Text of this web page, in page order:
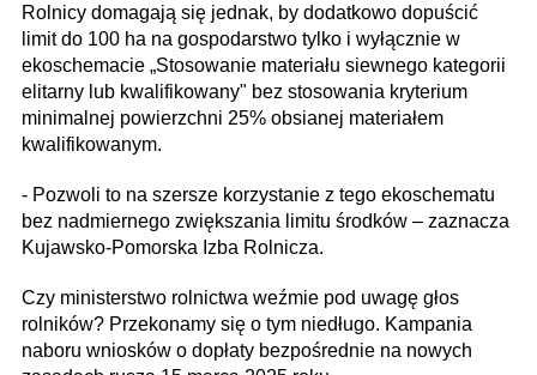
Rolnicy domagają się jednak, by dodatkowo dopuścić
limit do 100 ha na gospodarstwo tylko i wyłącznie w
ekoschemacie „Stosowanie materiału siewnego kategorii
elitarny lub kwalifikowany" bez stosowania kryterium
minimalnej powierzchni 25% obsianej materiałem
kwalifikowanym.
- Pozwoli to na szersze korzystanie z tego ekoschematu
bez nadmiernego zwiększania limitu środków – zaznacza
Kujawsko-Pomorska Izba Rolnicza.
Czy ministerstwo rolnictwa weźmie pod uwagę głos
rolników? Przekonamy się o tym niedługo. Kampania
naboru wniosków o dopłaty bezpośrednie na nowych